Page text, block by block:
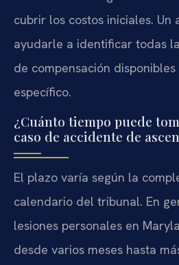
cubrir los costos iniciales. Un
ayudarle a identificar todas
de compensación disponibles
específico.
¿Cuánto tiempo puede
caso de accidente de
El plazo varía según la
calendario del tribunal. En
lesiones personales en
desde varios meses hasta